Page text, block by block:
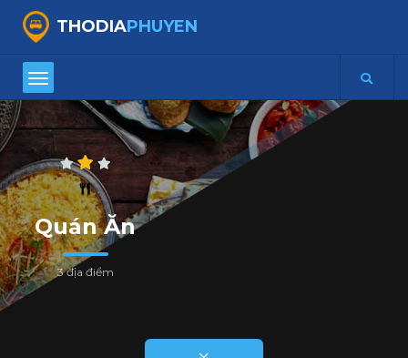
THODIAPHUYEN
Quán Ăn
3 địa điểm